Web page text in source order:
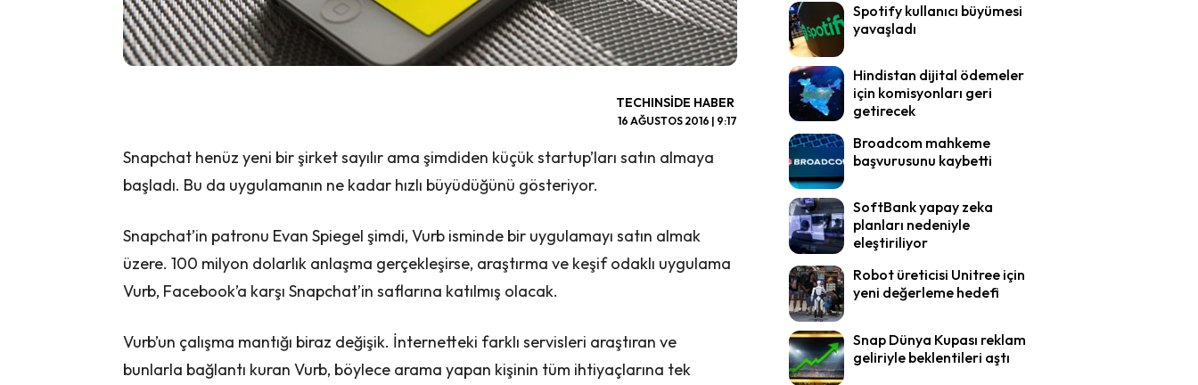
TECHINSIDE HABER
16 AĞUSTOS 2016 | 9:17
Snapchat henüz yeni bir şirket sayılır ama şimdiden küçük startup’ları satın almaya
başladı. Bu da uygulamanın ne kadar hızlı büyüdüğünü gösteriyor.
Snapchat’in patronu Evan Spiegel şimdi, Vurb isminde bir uygulamayı satın almak
üzere. 100 milyon dolarlık anlaşma gerçekleşirse, araştırma ve keşif odaklı uygulama
Vurb, Facebook’a karşı Snapchat’in saflarına katılmış olacak.
Vurb’un çalışma mantığı biraz değişik. İnternetteki farklı servisleri araştıran ve
bunlarla bağlantı kuran Vurb, böylece arama yapan kişinin tüm ihtiyaçlarına tek
Spotify kullanıcı büyümesi
yavaşladı
Hindistan dijital ödemeler
için komisyonları geri
getirecek
Broadcom mahkeme
başvurusunu kaybetti
SoftBank yapay zeka
planları nedeniyle
eleştiriliyor
Robot üreticisi Unitree için
yeni değerleme hedefi
Snap Dünya Kupası reklam
geliriyle beklentileri aştı